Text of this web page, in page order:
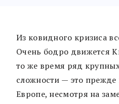
Из ковидного кризиса
Очень бодро движется
то же время ряд
сложности — это прежде
Европе, несмотря на